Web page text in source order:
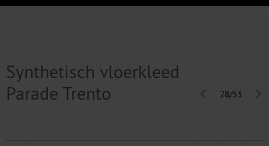
Synthetisch vloerkleed
Parade Trento
28/53